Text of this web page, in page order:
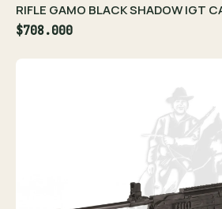
RIFLE GAMO BLACK SHADOW IGT
$708.000